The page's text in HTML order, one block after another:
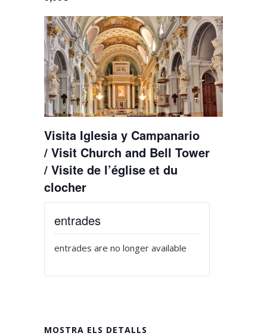
Visita Iglesia y Campanario
/ Visit Church and Bell Tower
/ Visite de l’église et du
clocher
MOSTRA ELS DETALLS
entrades
entrades are no longer available